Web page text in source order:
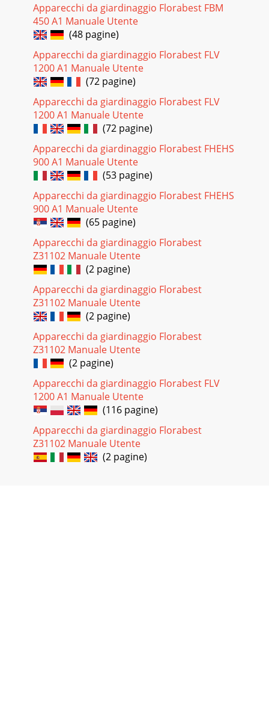
Apparecchi da giardinaggio Florabest FBM
450 A1 Manuale Utente
(48 pagine)
Apparecchi da giardinaggio Florabest FLV
1200 A1 Manuale Utente
(72 pagine)
Apparecchi da giardinaggio Florabest FLV
1200 A1 Manuale Utente
(72 pagine)
Apparecchi da giardinaggio Florabest FHEHS
900 A1 Manuale Utente
(53 pagine)
Apparecchi da giardinaggio Florabest FHEHS
900 A1 Manuale Utente
(65 pagine)
Apparecchi da giardinaggio Florabest
Z31102 Manuale Utente
(2 pagine)
Apparecchi da giardinaggio Florabest
Z31102 Manuale Utente
(2 pagine)
Apparecchi da giardinaggio Florabest
Z31102 Manuale Utente
(2 pagine)
Apparecchi da giardinaggio Florabest FLV
1200 A1 Manuale Utente
(116 pagine)
Apparecchi da giardinaggio Florabest
Z31102 Manuale Utente
(2 pagine)